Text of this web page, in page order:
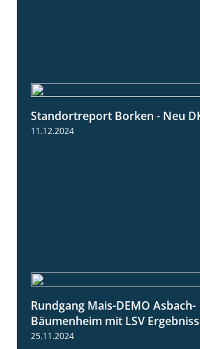
Standortreport Borken - Neu
11.12.2024
Rundgang Mais-DEMO Asbach-
Bäumenheim mit LSV
25.11.2024